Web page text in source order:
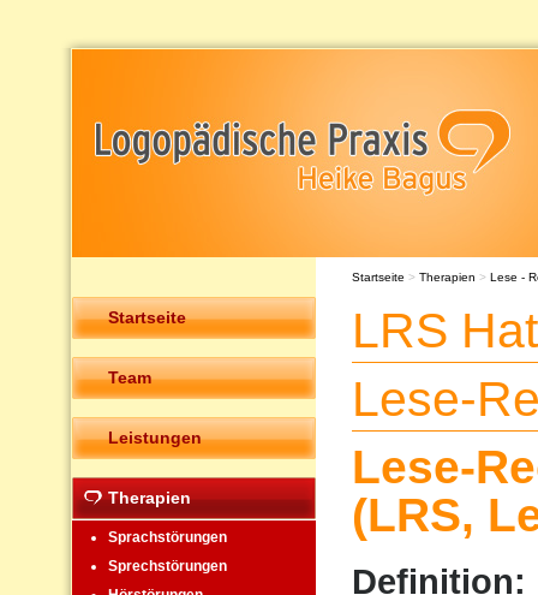
Startseite
Team
Leistungen
Therapien
Sprachstörungen
Sprechstörungen
Startseite > Therapien > Lese -
LRS
Lese-
Lese-
(LRS,
Definition: